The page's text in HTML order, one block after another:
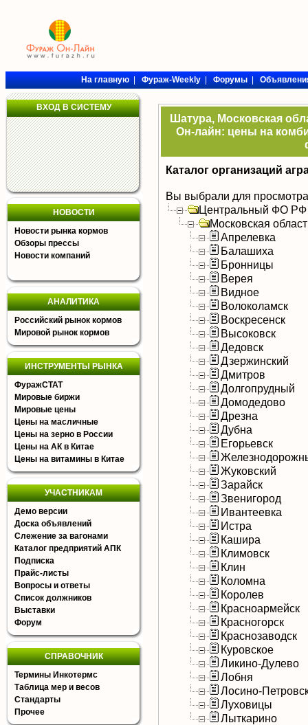
На главную|Фураж-Weekly|Форумы|
ВХОД В СИСТЕМУ
НОВОСТИ
Новости рынка кормов
Обзоры прессы
Новости компаний
АНАЛИТИКА
Российский рынок кормов
Мировой рынок кормов
ИНСТРУМЕНТЫ РЫНКА
ФуражСТАТ
Мировые биржи
Мировые цены
Цены на масличные
Цены на зерно в России
Цены на АК в Китае
Цены на витамины в Китае
УЧАСТНИКАМ
Демо версии
Доска объявлений
Слежение за вагонами
Каталог предприятий АПК
Подписка
Прайс-листы
Вопросы и ответы
Список должников
Выставки
Форум
СПРАВОЧНИК
Термины Инкотермс
Таблица мер и весов
Стандарты
Прочее
Шатура, Московская
Он-лайн: цены на
Каталог организаций
Вы выбрали для
Центральный ФО РФ
Московская
Апрелевка
Балашиха
Бронницы
Верея
Видное
Волоколамск
Воскресенск
Высоковск
Дедовск
Дзержинский
Дмитров
Долгопрудный
Домодедово
Дрезна
Дубна
Егорьевск
Жуковский
Зарайск
Звенигород
Ивантеевка
Истра
Кашира
Климовск
Клин
Коломна
Королев
Красноармейск
Красногорск
Краснозаводск
Куровское
Ликино-Дулево
Лобня
Лосино-
Луховицы
Лыткарино